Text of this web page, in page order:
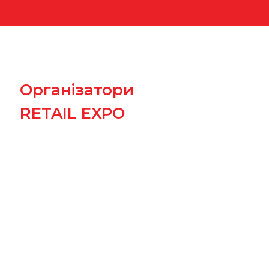
Організатори
RETAIL EXPO